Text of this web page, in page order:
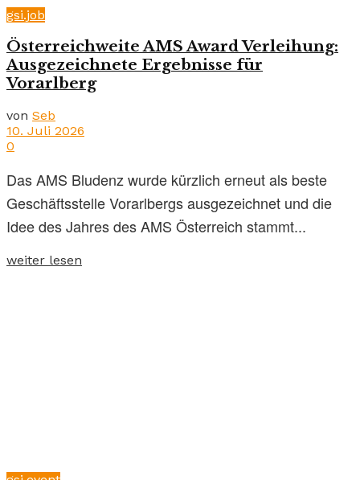
gsi.job
Österreichweite AMS Award Verleihung:
Ausgezeichnete Ergebnisse für
Vorarlberg
von Seb
10. Juli 2026
0
Das AMS Bludenz wurde kürzlich erneut als beste
Geschäftsstelle Vorarlbergs ausgezeichnet und die
Idee des Jahres des AMS Österreich stammt...
weiter lesen